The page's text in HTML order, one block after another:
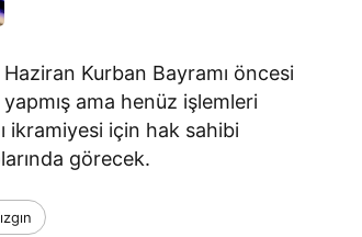
Kurban Bayramı öncesi
ama henüz işlemleri
ikramiyesi için hak sahibi
görecek.